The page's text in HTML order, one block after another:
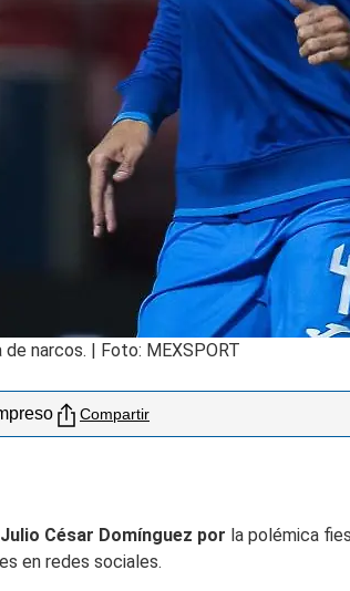
narcos. | Foto: MEXSPORT
Compartir
Julio César Domínguez por la polémica
en redes sociales.